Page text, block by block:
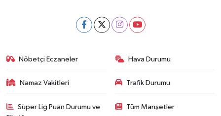
Nöbetçi Eczaneler Hava Durumu
Namaz Vakitleri Trafik Durumu
Süper Lig Puan Durumu ve
Tüm Manşetler